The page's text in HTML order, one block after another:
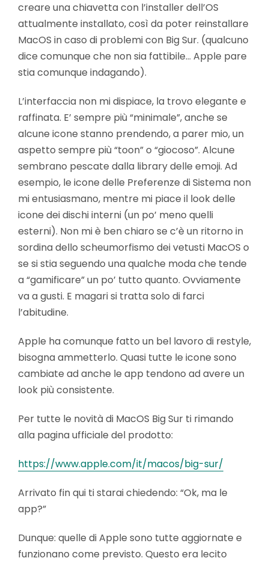
creare una chiavetta con l’installer dell’OS
attualmente installato, così da poter reinstallare
MacOS in caso di problemi con Big Sur. (qualcuno
dice comunque che non sia fattibile… Apple pare
stia comunque indagando).
L’interfaccia non mi dispiace, la trovo elegante e
raffinata. E’ sempre più “minimale”, anche se
alcune icone stanno prendendo, a parer mio, un
aspetto sempre più “toon” o “giocoso”. Alcune
sembrano pescate dalla library delle emoji. Ad
esempio, le icone delle Preferenze di Sistema non
mi entusiasmano, mentre mi piace il look delle
icone dei dischi interni (un po’ meno quelli
esterni). Non mi è ben chiaro se c’è un ritorno in
sordina dello scheumorfismo dei vetusti MacOS o
se si stia seguendo una qualche moda che tende
a “gamificare” un po’ tutto quanto. Ovviamente
va a gusti. E magari si tratta solo di farci
l’abitudine.
Apple ha comunque fatto un bel lavoro di restyle,
bisogna ammetterlo. Quasi tutte le icone sono
cambiate ad anche le app tendono ad avere un
look più consistente.
Per tutte le novità di MacOS Big Sur ti rimando
alla pagina ufficiale del prodotto:
https://www.apple.com/it/macos/big-sur/
Arrivato fin qui ti starai chiedendo: “Ok, ma le
app?”
Dunque: quelle di Apple sono tutte aggiornate e
funzionano come previsto. Questo era lecito